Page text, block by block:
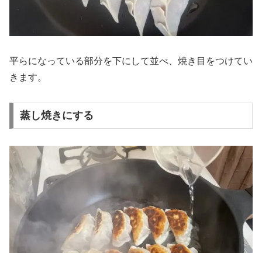
平らになっている部分を下にして並べ、焼き目をつけてい
きます。
蒸し焼きにする